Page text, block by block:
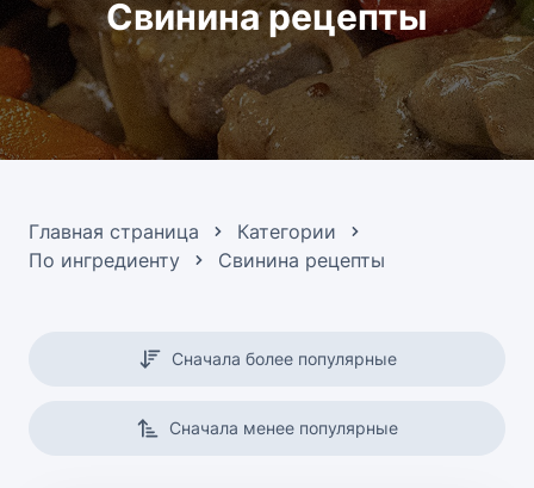
Свинина рецепты
Главная страница
Категории
По ингредиенту
Свинина рецепты
Сначала более популярные
Сначала менее популярные